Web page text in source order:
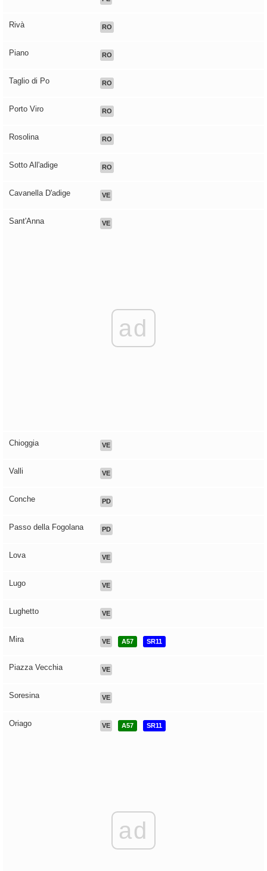
Rivà RO
Piano RO
Taglio di Po RO
Porto Viro RO
Rosolina RO
Sotto All'adige RO
Cavanella D'adige VE
Sant'Anna VE
ad
Chioggia VE
Valli VE
Conche PD
Passo della Fogolana PD
Lova VE
Lugo VE
Lughetto VE
Mira VE A57 SR11
Piazza Vecchia VE
Soresina VE
Oriago VE A57 SR11
ad